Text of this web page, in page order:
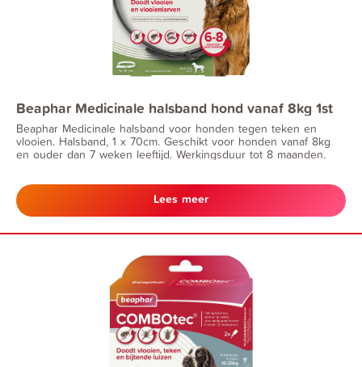
Beaphar Medicinale halsband hond vanaf 8kg 1st
Beaphar Medicinale halsband voor honden tegen teken en
vlooien. Halsband, 1 x 70cm. Geschikt voor honden vanaf 8kg
en ouder dan 7 weken leeftijd. Werkingsduur tot 8 maanden.
Lees meer